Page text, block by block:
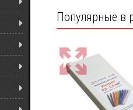
Популярные в